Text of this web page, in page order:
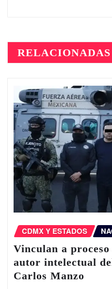
RELACIONADAS
CDMX Y ESTADOS
Vinculan a
autor intelectual
Carlos Manzo